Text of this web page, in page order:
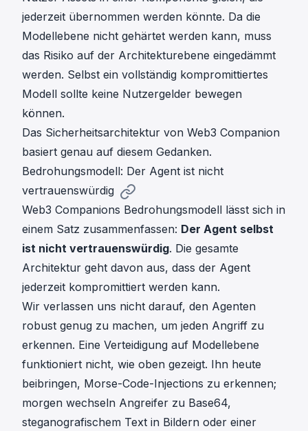
jederzeit übernommen werden könnte. Da die
Modellebene nicht gehärtet werden kann, muss
das Risiko auf der Architekturebene eingedämmt
werden. Selbst ein vollständig kompromittiertes
Modell sollte keine Nutzergelder bewegen
können.
Das Sicherheitsarchitektur von Web3 Companion
basiert genau auf diesem Gedanken.
Bedrohungsmodell: Der Agent ist nicht
vertrauenswürdig
Web3 Companions Bedrohungsmodell lässt sich in
einem Satz zusammenfassen: Der Agent selbst
ist nicht vertrauenswürdig. Die gesamte
Architektur geht davon aus, dass der Agent
jederzeit kompromittiert werden kann.
Wir verlassen uns nicht darauf, den Agenten
robust genug zu machen, um jeden Angriff zu
erkennen. Eine Verteidigung auf Modellebene
funktioniert nicht, wie oben gezeigt. Ihn heute
beibringen, Morse-Code-Injections zu erkennen;
morgen wechseln Angreifer zu Base64,
steganografischem Text in Bildern oder einer